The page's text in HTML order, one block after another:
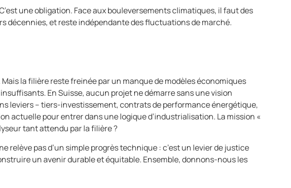
une obligation. Face aux bouleversements climatiques, il faut des
décennies, et reste indépendante des fluctuations de marché.
la filière reste freinée par un manque de modèles économiques
En Suisse, aucun projet ne démarre sans une vision
leviers – tiers-investissement, contrats de performance énergétique,
actuelle pour entrer dans une logique d’industrialisation. La mission «
tant attendu par la filière ?
pas d’un simple progrès technique : c’est un levier de justice
un avenir durable et équitable. Ensemble, donnons-nous les